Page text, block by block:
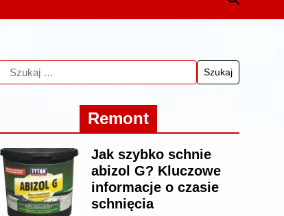
Remont
Jak szybko schnie
abizol G? Kluczowe
informacje o czasie
schnięcia